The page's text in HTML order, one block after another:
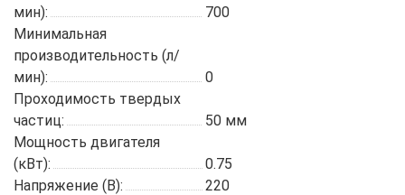
мин):
700
Минимальная
производительность (л/
мин):
0
Проходимость твердых
частиц:
50 мм
Мощность двигателя
(кВт):
0.75
Напряжение (В):
220